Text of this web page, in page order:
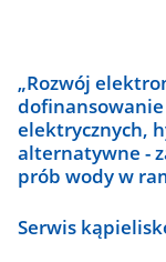
„Rozwój
elektrycznych,
alternatywne -
prób wody w
Serwis